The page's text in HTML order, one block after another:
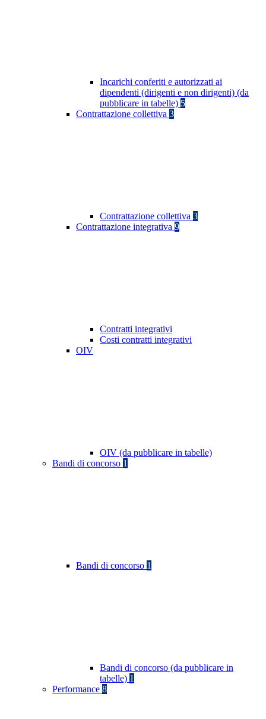
Incarichi conferiti e autorizzati ai
dipendenti (dirigenti e non dirigenti) (da
pubblicare in tabelle) 5
Contrattazione collettiva 3
Contrattazione collettiva 3
Contrattazione integrativa 9
Contratti integrativi
Costi contratti integrativi
OIV
OIV (da pubblicare in tabelle)
Bandi di concorso 1
Bandi di concorso 1
Bandi di concorso (da pubblicare in
tabelle) 1
Performance 8